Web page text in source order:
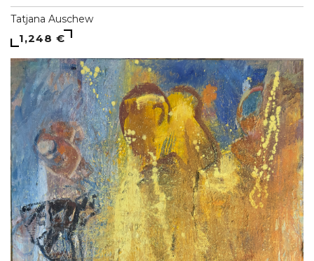
Tatjana Auschew
1,248 €